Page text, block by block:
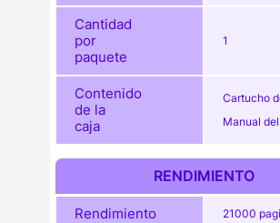
Cantidad
por
paquete
1
Contenido
de la
caja
Cartucho
Manual
RENDIMIENTO
Rendimiento 21000